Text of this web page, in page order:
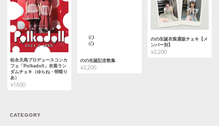
松永天馬プロデュースコンカ
フェ「Polkadoll」衣装ラン
ダムチェキ（ゆらね・明暗り
あ）
¥1,650
のの生誕記念歌集
¥2,200
のの生誕衣装通販チェキ【メ
ンバー別】
¥2,200
CATEGORY